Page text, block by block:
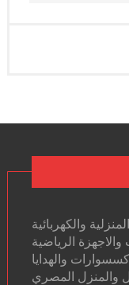
والكهربائية
الرياضية
والهدايا
والمنزل المصري